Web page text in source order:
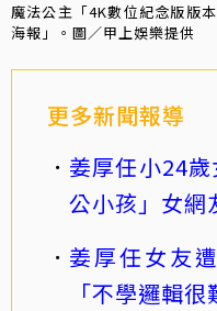
魔法公主「4K數位紀念版版
海報」。圖／甲上娛樂提供
更多新聞報導
姜厚任小24
公小孩」女網
姜厚任女友
「不學邏輯很